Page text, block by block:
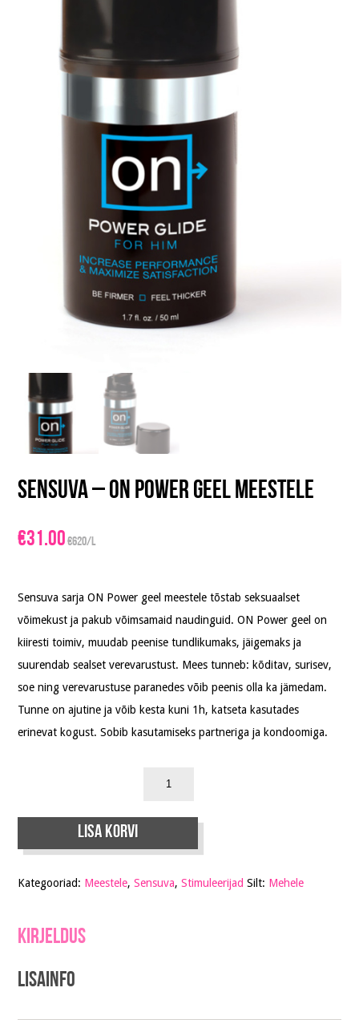
Sensuva – ON Power geel meestele
€31.00€620/L
Sensuva sarja ON Power geel meestele tõstab seksuaalset
võimekust ja pakub võimsamaid naudinguid. ON Power geel on
kiiresti toimiv, muudab peenise tundlikumaks, jäigemaks ja
suurendab sealset verevarustust. Mees tunneb: kõditav, surisev,
soe ning verevarustuse paranedes võib peenis olla ka jämedam.
Tunne on ajutine ja võib kesta kuni 1h, katseta kasutades
erinevat kogust. Sobib kasutamiseks partneriga ja kondoomiga.
Lisa korvi
Kategooriad: Meestele,Sensuva,Stimuleerijad Silt: Mehele
Kirjeldus
Lisainfo